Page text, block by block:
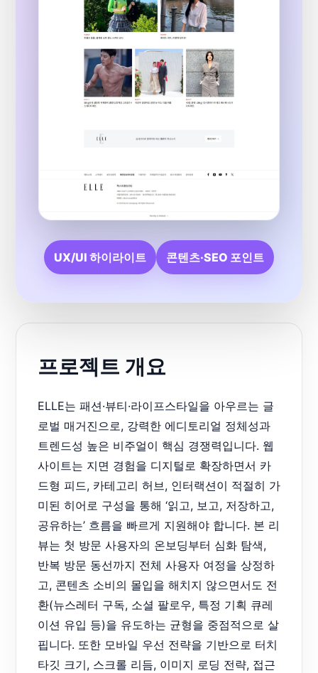
UX/UI 하이라이트 콘텐츠·SEO 포인트
프로젝트 개요
ELLE는 패션·뷰티·라이프스타일을 아우르는 글
로벌 매거진으로, 강력한 에디토리얼 정체성과
트렌드성 높은 비주얼이 핵심 경쟁력입니다. 웹
사이트는 지면 경험을 디지털로 확장하면서 카
드형 피드, 카테고리 허브, 인터랙션이 적절히 가
미된 히어로 구성을 통해 ‘읽고, 보고, 저장하고,
공유하는’ 흐름을 빠르게 지원해야 합니다. 본 리
뷰는 첫 방문 사용자의 온보딩부터 심화 탐색,
반복 방문 동선까지 전체 사용자 여정을 상정하
고, 콘텐츠 소비의 몰입을 해치지 않으면서도 전
환(뉴스레터 구독, 소셜 팔로우, 특정 기획 큐레
이션 유입 등)을 유도하는 균형을 중점적으로 살
핍니다. 또한 모바일 우선 전략을 기반으로 터치
타깃 크기, 스크롤 리듬, 이미지 로딩 전략, 접근